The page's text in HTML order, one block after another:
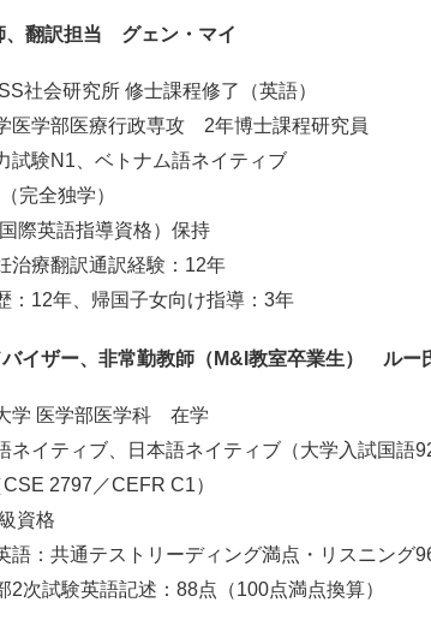
、翻訳担当 グェン・マイ
社会研究所 修士課程修了（英語）
医学部医療行政専攻 2年博士課程研究員
試験N1、ベトナム語ネイティブ
完全独学）
際英語指導資格）保持
治療翻訳通訳経験：12年
：12年、帰国子女向け指導：3年
バイザー、非常勤教師（M&I教室卒業生） ルー
学 医学部医学科 在学
ネイティブ、日本語ネイティブ（大学入試国語
2797／CEFR C1）
資格
語：共通テストリーディング満点・リスニング
2次試験英語記述：88点（100点満点換算）